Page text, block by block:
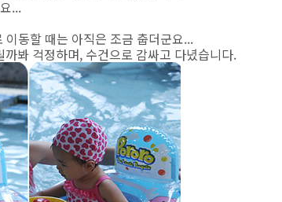
...
동할 때는 아직은 조금 춥더군요...
봐 걱정하며, 수건으로 감싸고 다녔습니다.